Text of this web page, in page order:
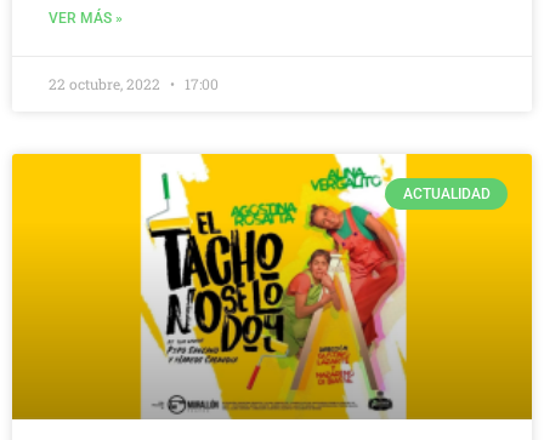
VER MÁS »
22 octubre, 2022 17:00
ACTUALIDAD